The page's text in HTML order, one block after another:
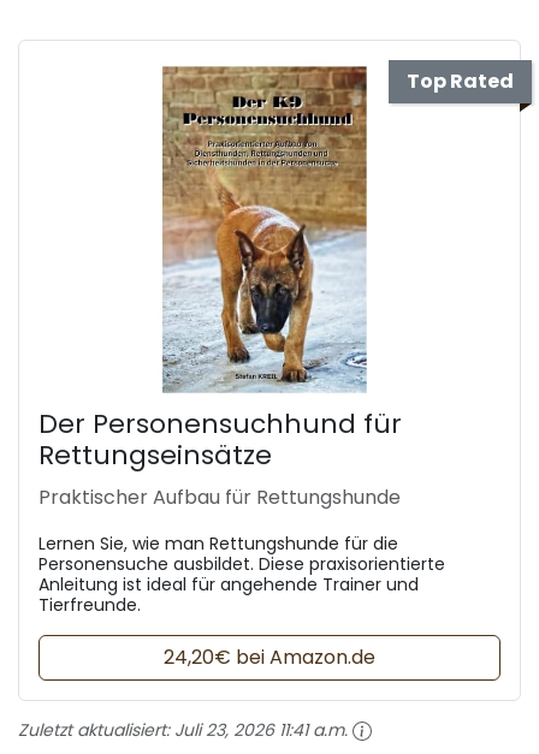
Top Rated
Der Personensuchhund für
Rettungseinsätze
Praktischer Aufbau für Rettungshunde
Lernen Sie, wie man Rettungshunde für die
Personensuche ausbildet. Diese praxisorientierte
Anleitung ist ideal für angehende Trainer und
Tierfreunde.
24,20€ bei Amazon.de
Zuletzt aktualisiert: Juli 23, 2026 11:41 a.m.